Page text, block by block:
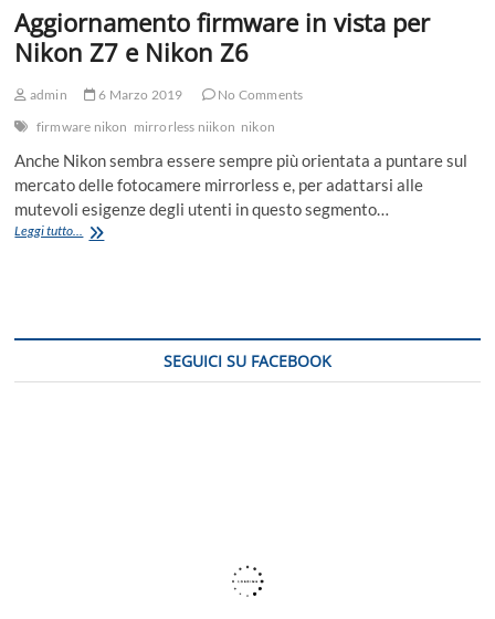
Aggiornamento firmware in vista per
Nikon Z7 e Nikon Z6
admin 6 Marzo 2019
No Comments
firmware nikon mirrorless niikon nikon
Anche Nikon sembra essere sempre più orientata a puntare sul
mercato delle fotocamere mirrorless e, per adattarsi alle
mutevoli esigenze degli utenti in questo segmento…
Leggi tutto...
Aggiornamento
Nikon
SEGUICI SU FACEBOOK